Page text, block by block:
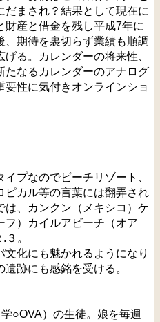
だまされ？結果として現在に
産と借金を残し平成7年に
期待を裏切らず業績も順調
る。カレンダーの将来性、
たなるカレンダーのアナログ
性に気付きオンラインショ
プなのでビーチリゾート、
ピカル等の言葉には翻弄され
、カンクン（メキシコ）ケ
フ）カイルアビーチ（オア
。
化にも魅かれるようになり
跡にも感銘を受ける。
○OVA）の生徒。娘を毎週